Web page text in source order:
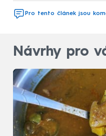
Pro tento článek jsou
Návrhy pro